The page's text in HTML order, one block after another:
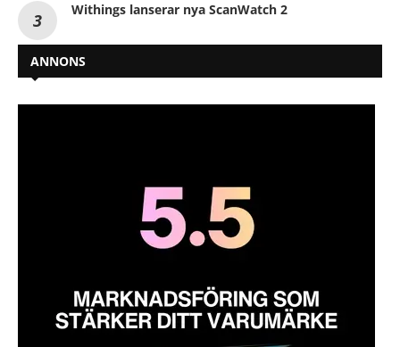
Withings lanserar nya ScanWatch 2
ANNONS